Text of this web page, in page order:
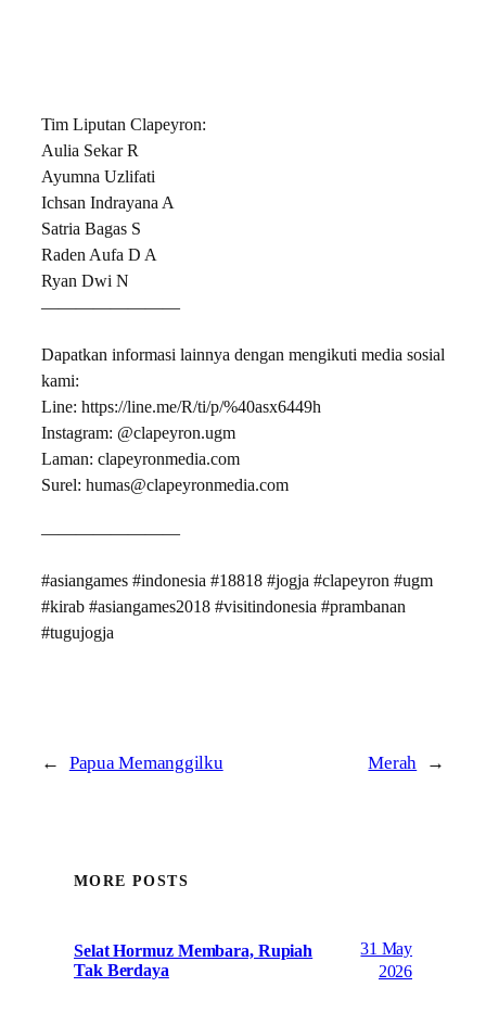
Tim Liputan Clapeyron:
Aulia Sekar R
Ayumna Uzlifati
Ichsan Indrayana A
Satria Bagas S
Raden Aufa D A
Ryan Dwi N
————————
Dapatkan informasi lainnya dengan mengikuti media sosial
kami:
Line: https://line.me/R/ti/p/%40asx6449h
Instagram: @clapeyron.ugm
Laman: clapeyronmedia.com
Surel: humas@clapeyronmedia.com
————————
#asiangames #indonesia #18818 #jogja #clapeyron #ugm
#kirab #asiangames2018 #visitindonesia #prambanan
#tugujogja
← Papua Memanggilku Merah →
MORE POSTS
Selat Hormuz Membara, Rupiah
Tak Berdaya
31 May
2026